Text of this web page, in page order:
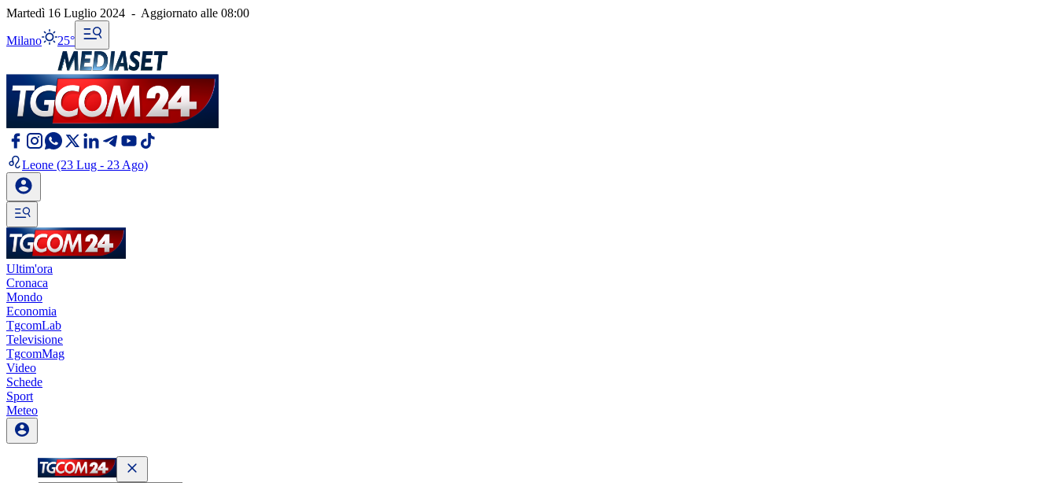
Martedì 16 Luglio 2024 - Aggiornato alle 08:00
Milano 25°
Leone (23 Lug - 23 Ago)
Ultim'ora
Cronaca
Mondo
Economia
TgcomLab
Televisione
TgcomMag
Video
Schede
Sport
Meteo